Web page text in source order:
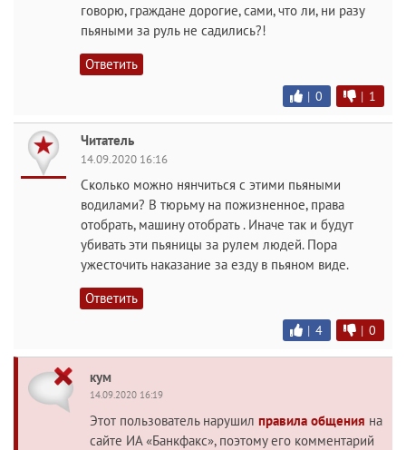
говорю, граждане дорогие, сами, что ли, ни разу
пьяными за руль не садились?!
Ответить
| 0 | 1
Читатель
14.09.2020 16:16
Сколько можно нянчиться с этими пьяными
водилами? В тюрьму на пожизненное, права
отобрать, машину отобрать . Иначе так и будут
убивать эти пьяницы за рулем людей. Пора
ужесточить наказание за езду в пьяном виде.
Ответить
| 4 | 0
кум
14.09.2020 16:19
Этот пользователь нарушил правила общения на
сайте ИА «Банкфакс», поэтому его комментарий